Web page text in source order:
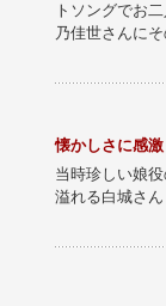
トソングでお
乃佳世さんに
懐かしさに感激
当時珍しい娘
溢れる白城さ